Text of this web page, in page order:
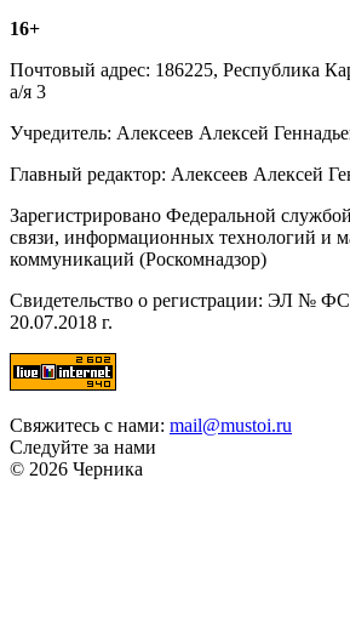
16+
Почтовый адрес: 186225, Республика
а/я 3
Учредитель: Алексеев Алексей
Главный редактор: Алексеев Алексей
Зарегистрировано Федеральной
связи, информационных технологий и
коммуникаций (Роскомнадзор)
Свидетельство о регистрации: ЭЛ № ФС
20.07.2018 г.
Свяжитесь с нами: mail@mustoi.ru
Следуйте за нами
© 2026 Черника